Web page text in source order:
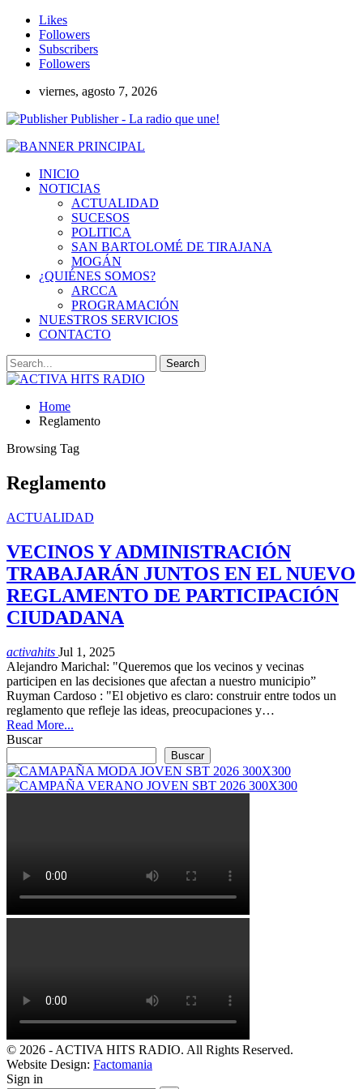
Likes
Followers
Subscribers
Followers
viernes, agosto 7, 2026
Publisher - La radio que une!
INICIO
NOTICIAS
ACTUALIDAD
SUCESOS
POLITICA
SAN BARTOLOMÉ DE TIRAJANA
MOGÁN
¿QUIÉNES SOMOS?
ARCCA
PROGRAMACIÓN
NUESTROS SERVICIOS
CONTACTO
Home
Reglamento
Browsing Tag
Reglamento
ACTUALIDAD
VECINOS Y ADMINISTRACIÓN
TRABAJARÁN JUNTOS EN EL NUEVO
REGLAMENTO DE PARTICIPACIÓN
CIUDADANA
activahits Jul 1, 2025
Alejandro Marichal: "Queremos que los vecinos y vecinas
participen en las decisiones que afectan a nuestro municipio”
Ruyman Cardoso : "El objetivo es claro: construir entre todos un
reglamento que refleje las ideas, preocupaciones y…
Read More...
Buscar
Buscar
© 2026 - ACTIVA HITS RADIO. All Rights Reserved.
Website Design: Factomania
Sign in